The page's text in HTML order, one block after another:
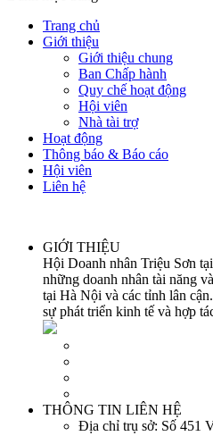
Trang chủ
Giới thiệu
Giới thiệu chung
Ban Chấp hành
Quy chế hoạt động
Hội viên
Nhà tài trợ
Hoạt động
Thông báo & Báo cáo
Hội viên
Liên hệ
GIỚI THIỆU
Hội Doanh nhân Triệu Sơn
những doanh nhân tài năng
tại Hà Nội và các tỉnh lân
sự phát triển kinh tế và hợp
THÔNG TIN LIÊN HỆ
Địa chỉ trụ sở: Số 451